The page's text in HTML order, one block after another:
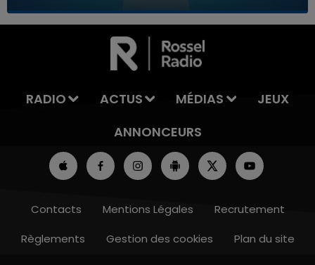
LA TEAM DE L'ÉTÉ
RADIO ACTUS MÉDIAS
JEUX
ANNONCEURS
Contacts Mentions Légales
Recrutement
Règlements
Gestion des cookies Plan du site